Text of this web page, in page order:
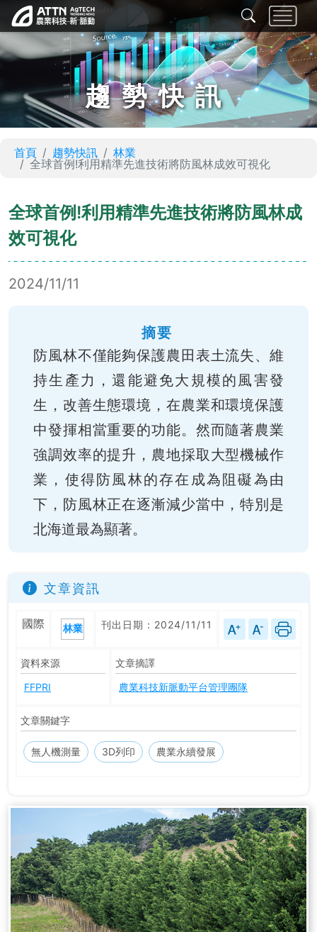
趨勢快訊
首頁 趨勢快訊
林業
全球首例!利用精準先進技術將防風林成效可視化
全球首例!利用精準先進技術將防風林成
效可視化
2024/11/11
摘要
防風林不僅能夠保護農田表土流失、維
持生產力，還能避免大規模的風害發
生，改善生態環境，在農業和環境保護
中發揮相當重要的功能。然而隨著農業
強調效率的提升，農地採取大型機械作
業，使得防風林的存在成為阻礙為由
下，防風林正在逐漸減少當中，特別是
北海道最為顯著。
文章資訊
國際 林業 刊出日期：2024/11/11
資料來源
FFPRI
文章摘譯
農業科技新脈動平台管理團隊
文章關鍵字
無人機測量 3D列印 農業永續發展